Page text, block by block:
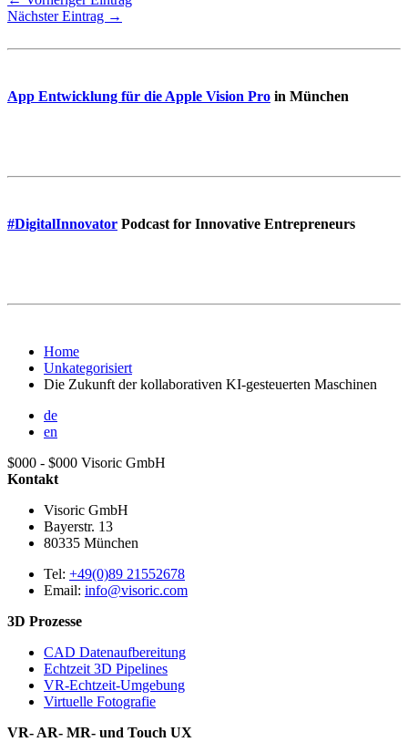
Nächster Eintrag →
App Entwicklung für die Apple Vision Pro in München
#DigitalInnovator Podcast for Innovative Entrepreneurs
Home
Unkategorisiert
Die Zukunft der kollaborativen KI-gesteuerten Maschinen
de
en
$000 - $000 Visoric GmbH
Kontakt
Visoric GmbH
Bayerstr. 13
80335 München
Tel: +49(0)89 21552678
Email: info@visoric.com
3D Prozesse
CAD Datenaufbereitung
Echtzeit 3D Pipelines
VR-Echtzeit-Umgebung
Virtuelle Fotografie
VR- AR- MR- und Touch UX